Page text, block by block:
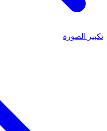
تكبير الصورة